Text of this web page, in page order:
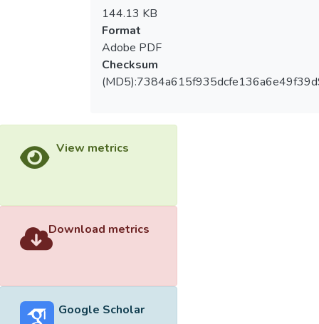
144.13 KB
Format
Adobe PDF
Checksum
View metrics
Download metrics
Google Scholar